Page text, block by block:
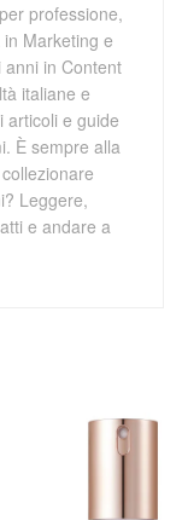
professione,
Marketing e
in Content
italiane e
articoli e guide
È sempre alla
Leggere,
e andare a